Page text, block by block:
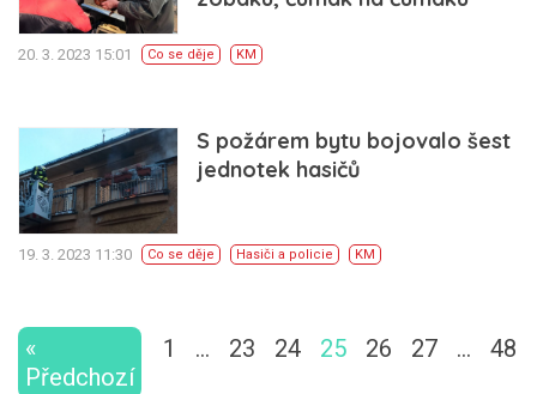
20. 3. 2023 15:01 Co se děje KM
S požárem bytu bojovalo šest
jednotek hasičů
19. 3. 2023 11:30 Co se děje Hasiči a policie KM
«
Předchozí
1 … 23 24 25 26 27 … 48